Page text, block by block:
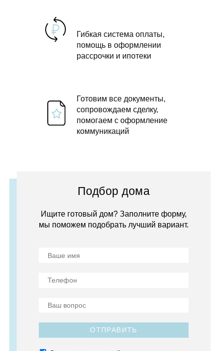
Гибкая система оплаты,
помощь в оформлении
рассрочки и ипотеки
Готовим все документы,
сопровождаем сделку,
помогаем с оформление
коммуникаций
Подбор дома
Ищите готовый дом? Заполните форму,
мы поможем подобрать лучший вариант.
ОТПРАВИТЬ